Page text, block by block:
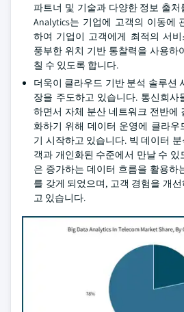
파트너 및 기술과 다양한 정보 출처
Analytics는 기업에 고객의 이동에
하여 기업이 고객에게 최적의 서
풍부한 위치 기반 통찰력을 사용하
칠 수 있도록 합니다.
더욱이 클라우드 기반 분석 솔루션
장을 주도하고 있습니다. 통신회
하면서 자체 분산 네트워크 전반에
화하기 위해 데이터 운영에 클라
기 시작하고 있습니다. 빅 데이터
객과 개인화된 수준에서 만날 수 있
은 증가하는 데이터 흐름을 활용하
를 갖게 되었으며, 고객 경험을 개
고 있습니다.